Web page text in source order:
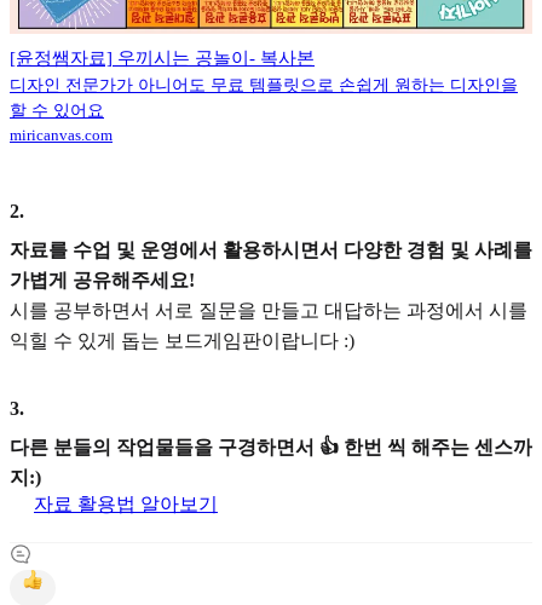
[윤정쌤자료] 우끼시는 공놀이- 복사본
디자인 전문가가 아니어도 무료 템플릿으로 손쉽게 원하는 디자인을
할 수 있어요
miricanvas.com
2.
자료를 수업 및 운영에서 활용하시면서 다양한 경험 및 사례를
가볍게 공유해주세요!
시를 공부하면서 서로 질문을 만들고 대답하는 과정에서 시를
익힐 수 있게 돕는 보드게임판이랍니다 :)
3.
다른 분들의 작업물들을 구경하면서 👍 한번 씩 해주는 센스까
지:)
자료 활용법 알아보기